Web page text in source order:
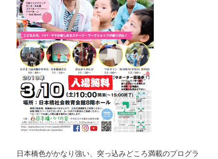
日本橋色がかなり強い、突っ込みどころ満載のプログラ